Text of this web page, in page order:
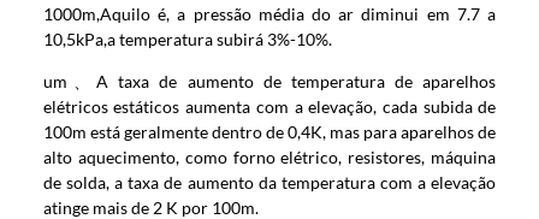
1000m,Aquilo é, a pressão média do ar diminui em 7.7 a
10,5kPa,a temperatura subirá 3%-10%.
um、A taxa de aumento de temperatura de aparelhos
elétricos estáticos aumenta com a elevação, cada subida de
100m está geralmente dentro de 0,4K, mas para aparelhos de
alto aquecimento, como forno elétrico, resistores, máquina
de solda, a taxa de aumento da temperatura com a elevação
atinge mais de 2 K por 100m.